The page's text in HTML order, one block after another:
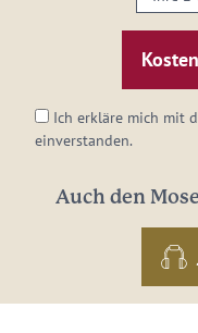
E-
Mail-
Adresse:
Ich erkläre mich mit
einverstanden.
Auch den